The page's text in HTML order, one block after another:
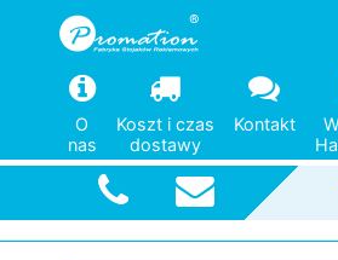
O
nas
Koszt i czas
dostawy
Kontakt